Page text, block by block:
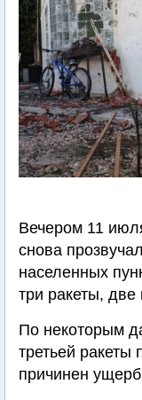
Вечером 11
снова
населенных
три ракеты,
По некоторым
третьей
причинен